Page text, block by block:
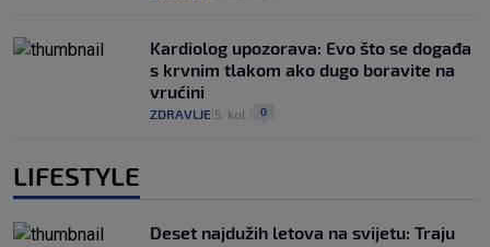
Kardiolog upozorava: Evo što se događa
s krvnim tlakom ako dugo boravite na
vrućini
ZDRAVLJE 5. kol. 0
LIFESTYLE
Deset najdužih letova na svijetu: Traju